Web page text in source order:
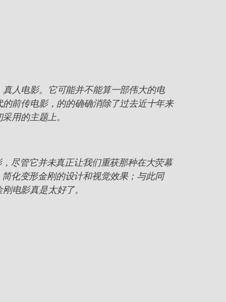
人电影。它可能并不能算一部伟大的电
前传电影，的的确确消除了过去近十年来
用的主题上。
尽管它并未真正让我们重获那种在大荧幕
化变形金刚的设计和视觉效果；与此同
电影真是太好了。